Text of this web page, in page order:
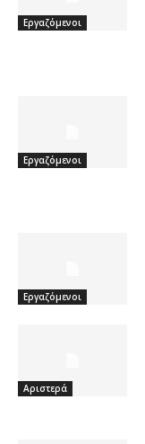
Εργαζόμενοι
Εργαζόμενοι
Εργαζόμενοι
Αριστερά